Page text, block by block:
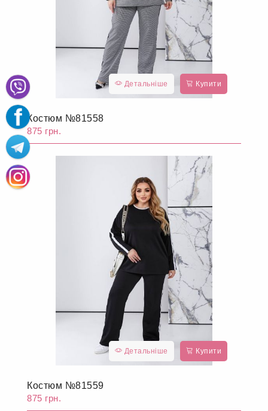
Детальніше Купити
Костюм №81558
875 грн.
Детальніше Купити
Костюм №81559
875 грн.